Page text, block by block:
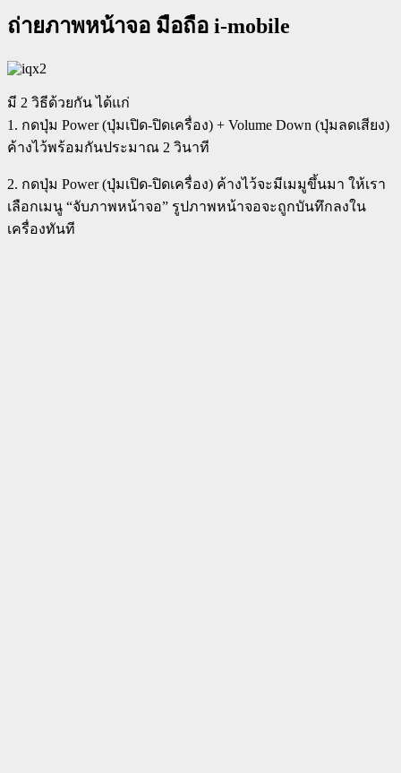
ถ่ายภาพหน้าจอ มือถือ i-mobile
มี 2 วิธีด้วยกัน ได้แก่
1. กดปุ่ม Power (ปุ่มเปิด-ปิดเครื่อง) + Volume Down (ปุ่มลดเสียง)
ค้างไว้พร้อมกันประมาณ 2 วินาที
2. กดปุ่ม Power (ปุ่มเปิด-ปิดเครื่อง) ค้างไว้จะมีเมมูขึ้นมา ให้เรา
เลือกเมนู “จับภาพหน้าจอ” รูปภาพหน้าจอจะถูกบันทึกลงใน
เครื่องทันที